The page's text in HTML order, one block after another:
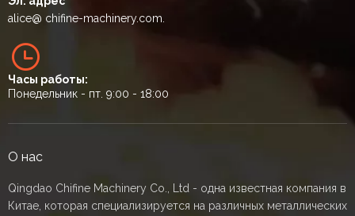
alice@ chifine-machinery.com.
Часы работы:
Понедельник - пт. 9:00 - 18:00
О нас
Qingdao Chifine Machinery Co., Ltd - одна известная компания в
Китае, которая специализируется на различных металлических